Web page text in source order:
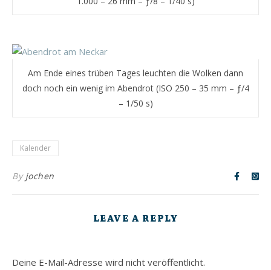
Am Ende eines trüben Tages leuchten die Wolken dann
doch noch ein wenig im Abendrot (ISO 250 – 35 mm – ƒ/4
– 1/50 s)
Kalender
By jochen
LEAVE A REPLY
Deine E-Mail-Adresse wird nicht veröffentlicht.